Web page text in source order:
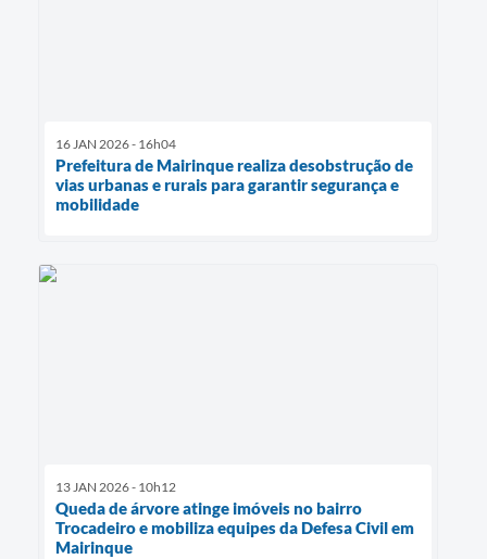
16 JAN 2026 - 16h04
Prefeitura de Mairinque realiza desobstrução de
vias urbanas e rurais para garantir segurança e
mobilidade
13 JAN 2026 - 10h12
Queda de árvore atinge imóveis no bairro
Trocadeiro e mobiliza equipes da Defesa Civil em
Mairinque